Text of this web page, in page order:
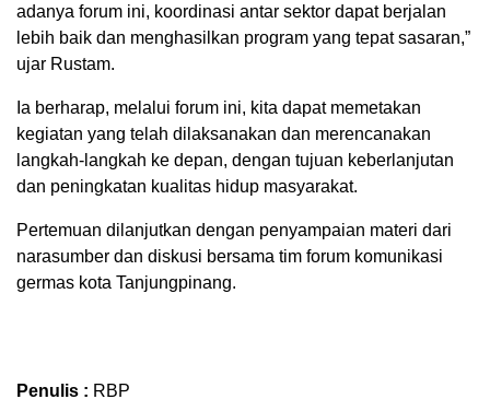
adanya forum ini, koordinasi antar sektor dapat berjalan
lebih baik dan menghasilkan program yang tepat sasaran,”
ujar Rustam.
Ia berharap, melalui forum ini, kita dapat memetakan
kegiatan yang telah dilaksanakan dan merencanakan
langkah-langkah ke depan, dengan tujuan keberlanjutan
dan peningkatan kualitas hidup masyarakat.
Pertemuan dilanjutkan dengan penyampaian materi dari
narasumber dan diskusi bersama tim forum komunikasi
germas kota Tanjungpinang.
Penulis : RBP